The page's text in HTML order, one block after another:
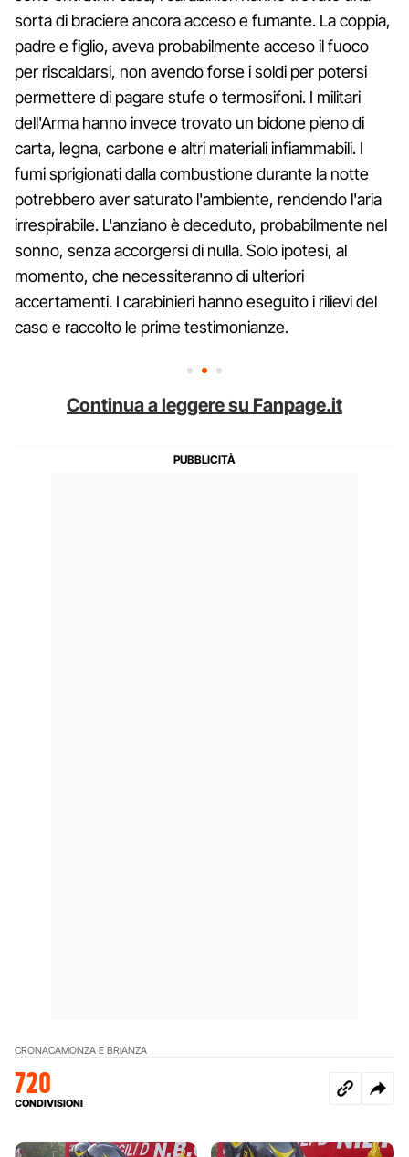
sorta di braciere ancora acceso e fumante. La coppia,
padre e figlio, aveva probabilmente acceso il fuoco
per riscaldarsi, non avendo forse i soldi per potersi
permettere di pagare stufe o termosifoni. I militari
dell'Arma hanno invece trovato un bidone pieno di
carta, legna, carbone e altri materiali infiammabili. I
fumi sprigionati dalla combustione durante la notte
potrebbero aver saturato l'ambiente, rendendo l'aria
irrespirabile. L'anziano è deceduto, probabilmente nel
sonno, senza accorgersi di nulla. Solo ipotesi, al
momento, che necessiteranno di ulteriori
accertamenti. I carabinieri hanno eseguito i rilievi del
caso e raccolto le prime testimonianze.
Continua a leggere su Fanpage.it
CRONACAMONZA E BRIANZA
720
CONDIVISIONI